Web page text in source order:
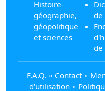
Histoire-
géographie,
géopolitique
et sciences
de
de
F.A.Q. ∘ Contact∘
d'utilisation∘